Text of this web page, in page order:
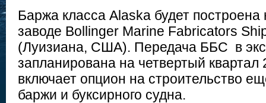
Баржа класса Alaska будет
заводе Bollinger Marine Fabricators
(Луизиана, США). Передача ББС в
запланирована на четвертый квартал
включает опцион на строительство
баржи и буксирного судна.